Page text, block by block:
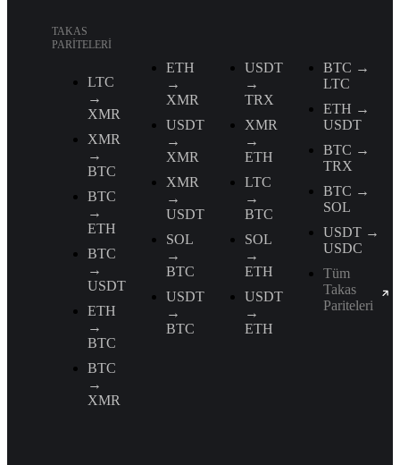
TAKAS
PARITELERI
LTC
→
XMR
XMR
→
BTC
BTC
→
ETH
BTC
→
USDT
ETH
→
BTC
BTC
→
XMR
ETH
→
XMR
USDT
→
XMR
XMR
→
USDT
SOL
→
BTC
USDT
→
BTC
USDT
→
TRX
XMR
→
ETH
LTC
→
BTC
SOL
→
ETH
USDT
→
ETH
BTC →
LTC
ETH →
USDT
BTC →
TRX
BTC →
SOL
USDT →
USDC
Tüm
Takas
Pariteleri